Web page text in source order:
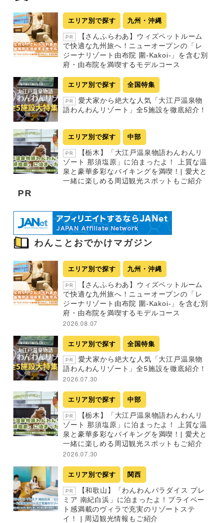
エリア別で探す 九州・沖縄
PR
【さんふらわあ】ウィズペットルーム
で快適な九州旅へ！ニューオープンの「レ
ジーナリゾート由布院 圍-Kakoi-」を含む別
府・由布院を満喫するモデルコース
エリア別で探す 全国特集
PR
愛犬家から絶大な人気「大江戸温泉物
語わんわんリゾート」全5施設を徹底紹介！
エリア別で探す 中部
PR
【栃木】「大江戸温泉物語わんわんリ
ゾート 那須塩原」に泊まったよ！ 上質な温
泉と豪華多彩なバイキングを満喫！| 愛犬と
一緒に楽しめる周辺観光スポットもご紹介
PR
わんことおでかけマガジン
エリア別で探す 九州・沖縄
PR
【さんふらわあ】ウィズペットルーム
で快適な九州旅へ！ニューオープンの「レ
ジーナリゾート由布院 圍-Kakoi-」を含む別
府・由布院を満喫するモデルコース
2026.08.07
エリア別で探す 全国特集
PR
愛犬家から絶大な人気「大江戸温泉物
語わんわんリゾート」全5施設を徹底紹介！
2026.07.30
エリア別で探す 中部
PR
【栃木】「大江戸温泉物語わんわんリ
ゾート 那須塩原」に泊まったよ！ 上質な温
泉と豪華多彩なバイキングを満喫！| 愛犬と
一緒に楽しめる周辺観光スポットもご紹介
2026.07.30
エリア別で探す 関西
PR
【和歌山】「わんわんパラダイス プレ
ミア 南紀白浜」に泊まったよ！プライベー
ト感満載のヴィラで充実のリゾートステ
イ！ | 周辺観光情報もご紹介